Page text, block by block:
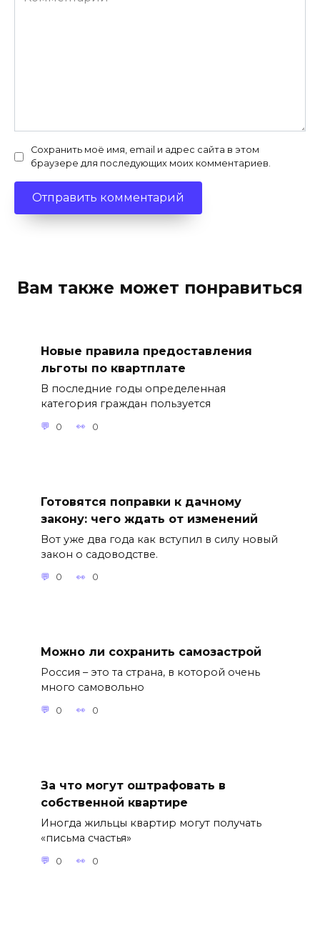
Сохранить моё имя, email и адрес сайта в этом
браузере для последующих моих комментариев.
Вам также может понравиться
Новые правила предоставления
льготы по квартплате
В последние годы определенная
категория граждан пользуется
0 0
Готовятся поправки к дачному
закону: чего ждать от изменений
Вот уже два года как вступил в силу новый
закон о садоводстве.
0 0
Можно ли сохранить самозастрой
Россия – это та страна, в которой очень
много самовольно
0 0
За что могут оштрафовать в
собственной квартире
Иногда жильцы квартир могут получать
«письма счастья»
0 0